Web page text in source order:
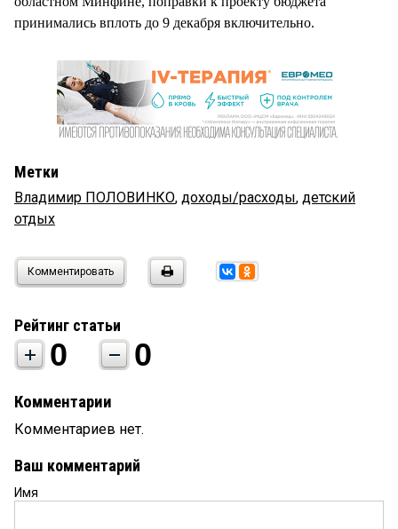
принимались вплоть до 9 декабря включительно.
Метки
Владимир ПОЛОВИНКО, доходы/расходы, детский
отдых
Комментировать
Рейтинг статьи
0 0
Комментарии
Комментариев нет.
Ваш комментарий
Имя